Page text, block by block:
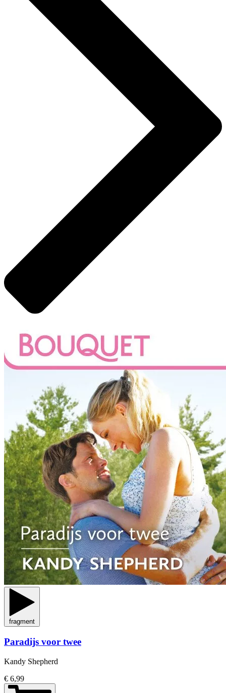
fragment
Paradijs voor twee
Kandy Shepherd
€ 6,99